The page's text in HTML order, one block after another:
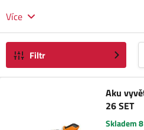
Více
Filtr
Aku
26 SET
Skladem